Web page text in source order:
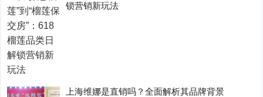
锁营销新玩法
上海维娜是直销吗？全面解析其品牌背景